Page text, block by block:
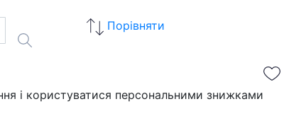
Порівняти
і користуватися персональними знижками